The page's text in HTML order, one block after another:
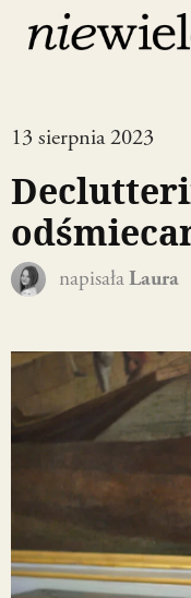
13 sierpnia 2023
napisałaLaura